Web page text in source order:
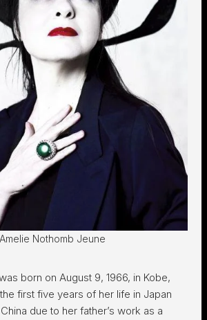
Amelie Nothomb Jeune
born on August 9, 1966, in Kobe,
first five years of her life in Japan
due to her father’s work as a